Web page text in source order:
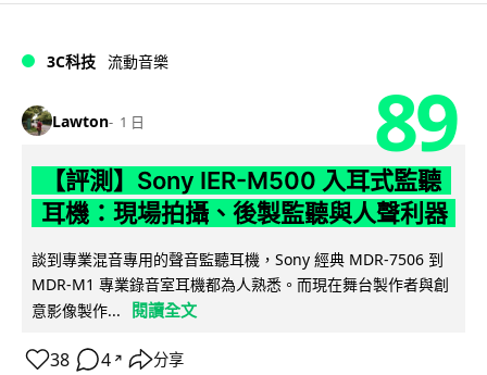
3C科技 流動音樂
Lawton 1 日 89
【評測】Sony IER-M500 入耳式監聽
耳機：現場拍攝、後製監聽與人聲利器
談到專業混音專用的聲音監聽耳機，Sony 經典 MDR-7506 到
MDR-M1 專業錄音室耳機都為人熟悉。而現在舞台製作者與創
意影像製作...
閱讀全文
38 4 ↗ 分享